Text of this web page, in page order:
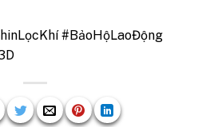
#BảoHộLaoĐộng